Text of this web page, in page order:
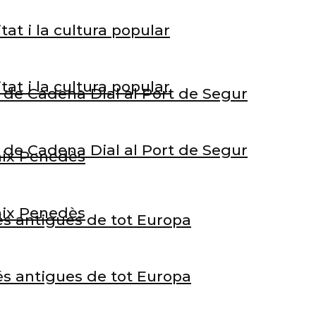
i la cultura popular
Cadena Dial al Port de Segur
Penedès
antigues de tot Europa
i la cultura popular
Cadena Dial al Port de Segur
Penedès
antigues de tot Europa